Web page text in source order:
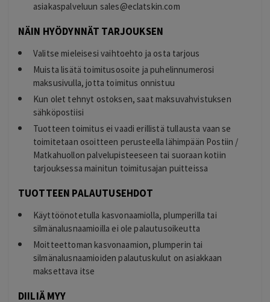
asiakaspalveluun sales@eclatskin.com
NÄIN HYÖDYNNÄT TARJOUKSEN
Valitse mieleisesi vaihtoehto ja osta tarjous
Muista lisätä toimitusosoite ja puhelinnumerosi
maksusivulla, jotta toimitus onnistuu
Kun olet tehnyt ostoksen, saat maksuvahvistuksen
sähköpostiisi
Tuotteen toimitus ei vaadi erillistä tullausta vaan se
toimitetaan osoitteen perusteella lähimpään Postiin /
Matkahuollon palvelupisteeseen tai suoraan kotiin
tarjouksessa mainitun toimitusajan puitteissa
TUOTTEEN PALAUTUSEHDOT
Käyttöönotetulla kasvonaamiolla, plumperilla tai
silmänalusnaamioilla ei ole palautusoikeutta
Moitteettoman kasvonaamion, plumperin tai
silmänalusnaamioiden palautuskulut on asiakkaan
maksettava itse
DIILIÄ MYY